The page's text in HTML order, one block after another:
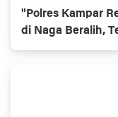
"Polres Kampar
di Naga Beralih,